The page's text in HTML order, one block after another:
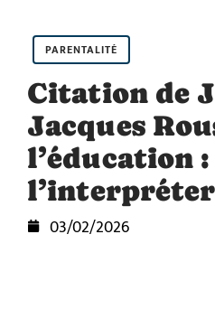
PARENTALITÉ
Citation de
Jacques
l’éducation
l’interpréter
03/02/2026